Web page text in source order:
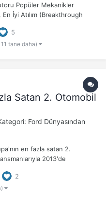
Popüler Mekanikler
İyi Atılım (Breakthrough
Ford'un motoruyla birlikte 10
yazıcı v...
5
tane daha)
Satan 2. Otomobil
Ford Dünyasından
en fazla satan 2.
2013'de
otomobil markası olmaya
pazarınd...
2